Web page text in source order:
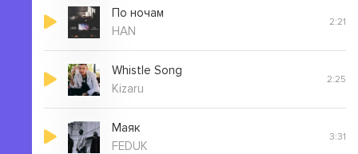
По ночам
HAN
2:21
Whistle Song
Kizaru
2:25
Маяк
FEDUK
3:31